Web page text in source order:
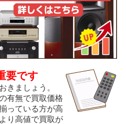
要です
きましょう。
有無で買取価格
っている方が高
り高値で買取が